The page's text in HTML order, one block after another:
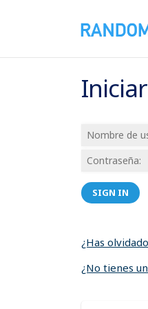
SIGN IN
¿Has
¿No tienes